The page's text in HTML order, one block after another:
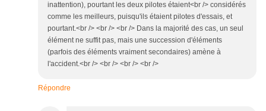
inattention), pourtant les deux pilotes étaient<br /> considérés
comme les meilleurs, puisqu'ils étaient pilotes d'essais, et
pourtant.<br /> <br /> <br /> Dans la majorité des cas, un seul
élément ne suffit pas, mais une succession d'éléments
(parfois des éléments vraiment secondaires) amène à
l'accident.<br /> <br /> <br /> <br />
Répondre